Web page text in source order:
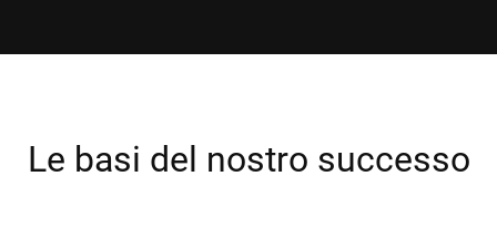
Le basi del nostro successo